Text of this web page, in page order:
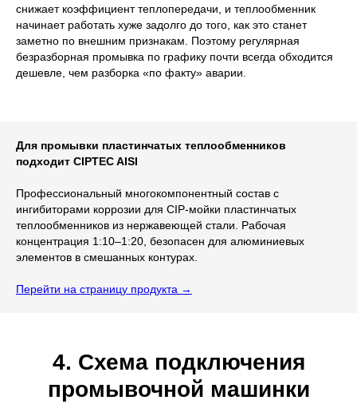
снижает коэффициент теплопередачи, и теплообменник
начинает работать хуже задолго до того, как это станет
заметно по внешним признакам. Поэтому регулярная
безразборная промывка по графику почти всегда обходится
дешевле, чем разборка «по факту» аварии.
Для промывки пластинчатых теплообменников
подходит CIPTEC AISI
Профессиональный многокомпонентный состав с
ингибиторами коррозии для CIP-мойки пластинчатых
теплообменников из нержавеющей стали. Рабочая
концентрация 1:10–1:20, безопасен для алюминиевых
элементов в смешанных контурах.
Перейти на страницу продукта →
4. Схема подключения
промывочной машинки